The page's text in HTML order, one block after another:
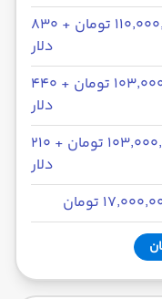
۱۱۰٬۰۰۰٬۰۰۰ تومان + ۸۳۰
دلار
۱۰۳٬۰۰۰٬۰۰۰ تومان + ۴۴۰
دلار
۱۰۳٬۰۰۰٬۰۰۰ تومان + ۲۱۰
دلار
تومان